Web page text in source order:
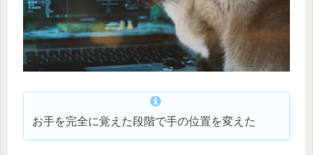
お手を完全に覚えた段階で手の位置を変えた